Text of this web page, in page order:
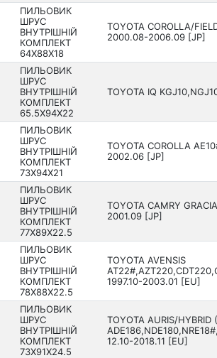
ПИЛЬОВИК
ШРУС
ВНУТРІШНІЙ
КОМПЛЕКТ
64X88X18
TOYOTA COROLLA/
2000.08-2006.09 [JP]
ПИЛЬОВИК
ШРУС
ВНУТРІШНІЙ
КОМПЛЕКТ
65.5X94X22
TOYOTA IQ
ПИЛЬОВИК
ШРУС
ВНУТРІШНІЙ
КОМПЛЕКТ
73X94X21
TOYOTA COROLLA
2002.06 [JP]
ПИЛЬОВИК
ШРУС
ВНУТРІШНІЙ
КОМПЛЕКТ
77X89X22.5
TOYOTA CAMRY
2001.09 [JP]
ПИЛЬОВИК
ШРУС
ВНУТРІШНІЙ
КОМПЛЕКТ
78X88X22.5
TOYOTA AVENSIS
1997.10-2003.01 [EU]
ПИЛЬОВИК
ШРУС
ВНУТРІШНІЙ
КОМПЛЕКТ
73X91X24.5
TOYOTA AURIS/HYBRID
12.10-2018.11 [EU]